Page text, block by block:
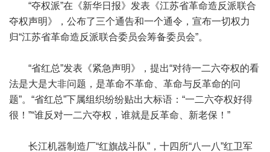
“夺权派”在《新华日报》发表《江苏省革命造反派联合
夺权声明》，公布了三个通告和一个通令，宣布一切权力
归“江苏省革命造反派联合委员会筹备委员会”。
“省红总”发表《紧急声明》，提出“对待一二六夺权的看
法是大是大非问题，是革命不革命、革命与反革命的问
题”。“省红总”下属组织纷纷贴出大标语：“一二六夺权好得
很！”“谁反对一二六夺权，谁就是反革命、新老保！”
长江机器制造厂“红旗战斗队”，十四所“八一八”红卫军